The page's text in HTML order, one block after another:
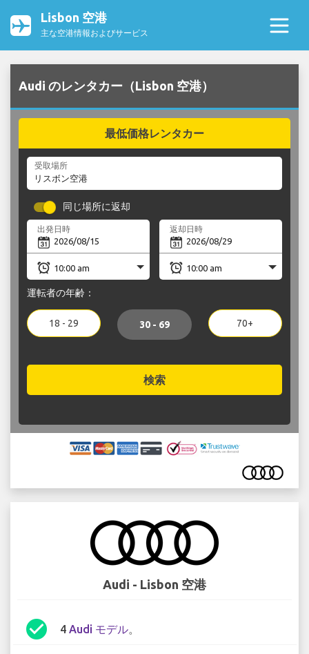
Lisbon 空港
主な空港情報およびサービス
Audi のレンタカー（Lisbon 空港）
最低価格レンタカー
受取場所
同じ場所に返却
出発日時 返却日時
運転者の年齢：
18 - 29 30 - 69 70+
検索
Audi - Lisbon 空港
check_circle 4 Audi モデル。